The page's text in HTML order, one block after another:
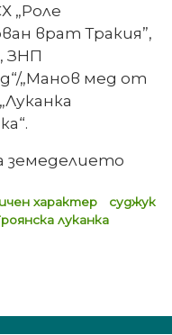
„Роле
врат Тракия”,
ЗНП
„Манов мед от
характер
суджук
луканка